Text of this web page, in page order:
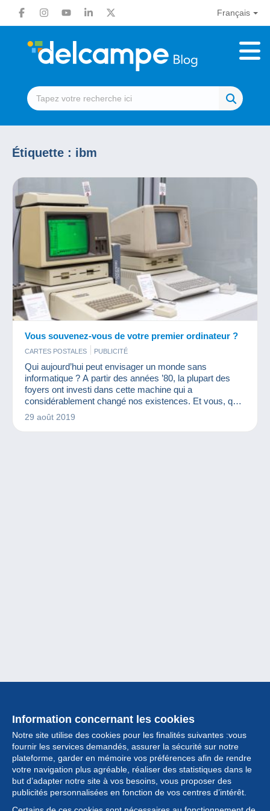
Français
Étiquette : ibm
Vous souvenez-vous de votre premier ordinateur ?
CARTES POSTALES PUBLICITÉ
Qui aujourd’hui peut envisager un monde sans
informatique ? A partir des années ’80, la plupart des
foyers ont investi dans cette machine qui a
considérablement changé nos existences. Et vous, quel
était votre premier ordinateur ?
29 août 2019
Information concernant les cookies
Notre site utilise des cookies pour les finalités suivantes :vous
fournir les services demandés, assurer la sécurité sur notre
plateforme, garder en mémoire vos préférences afin de rendre
votre navigation plus agréable, réaliser des statistiques dans le
but d’adapter notre site à vos besoins, vous proposer des
publicités personnalisées en fonction de vos centres d’intérêt.
Collection